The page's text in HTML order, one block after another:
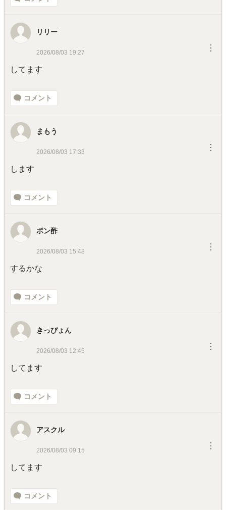
リリー
2026/08/03 19:27 ︙
してます
コメント
まもう
2026/08/03 17:33 ︙
します
コメント
ポン酢
2026/08/03 15:48 ︙
するかな
コメント
きっぴょん
2026/08/03 12:45 ︙
してます
コメント
アスクル
2026/08/03 09:15 ︙
してます
コメント